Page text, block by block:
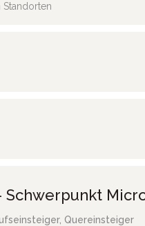
Quereinsteiger